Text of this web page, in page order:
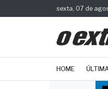
sexta, 07 de
HOME